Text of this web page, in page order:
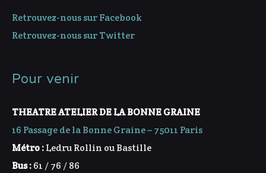
Retrouvez-nous sur Facebook
Retrouvez-nous sur Twitter
Pour venir
THEATRE ATELIER DE LA BONNE GRAINE
16 Passage de la Bonne Graine – 75011 Paris
Métro :Ledru Rollin ou Bastille
Bus :61 / 76 / 86